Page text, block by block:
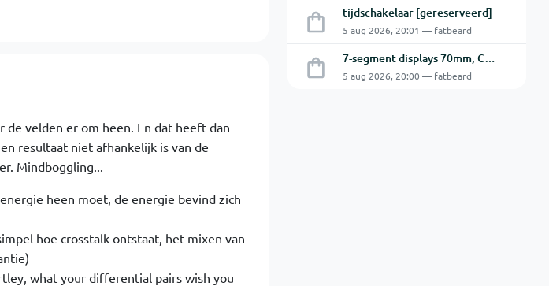
tijdschakelaar [gereserveerd]
5 aug 2026, 20:01 — fatbeard
7-segment displays 70mm, CA [gereserveerd]
5 aug 2026, 20:00 — fatbeard
velden er om heen. En dat heeft dan
resultaat niet afhankelijk is van de
Mindboggling...
heen moet, de energie bevind zich
hoe crosstalk ontstaat, het mixen van
what your differential pairs wish you